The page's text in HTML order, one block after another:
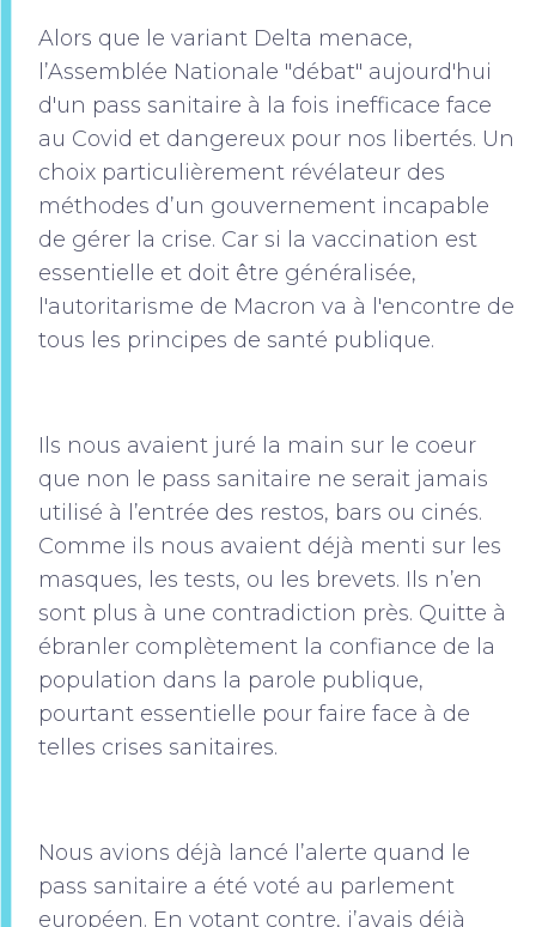
Alors que le variant Delta menace,
l’Assemblée Nationale "débat" aujourd'hui
d'un pass sanitaire à la fois inefficace face
au Covid et dangereux pour nos libertés. Un
choix particulièrement révélateur des
méthodes d’un gouvernement incapable
de gérer la crise. Car si la vaccination est
essentielle et doit être généralisée,
l'autoritarisme de Macron va à l'encontre de
tous les principes de santé publique.
Ils nous avaient juré la main sur le coeur
que non le pass sanitaire ne serait jamais
utilisé à l’entrée des restos, bars ou cinés.
Comme ils nous avaient déjà menti sur les
masques, les tests, ou les brevets. Ils n’en
sont plus à une contradiction près. Quitte à
ébranler complètement la confiance de la
population dans la parole publique,
pourtant essentielle pour faire face à de
telles crises sanitaires.
Nous avions déjà lancé l’alerte quand le
pass sanitaire a été voté au parlement
européen. En votant contre, j’avais déjà